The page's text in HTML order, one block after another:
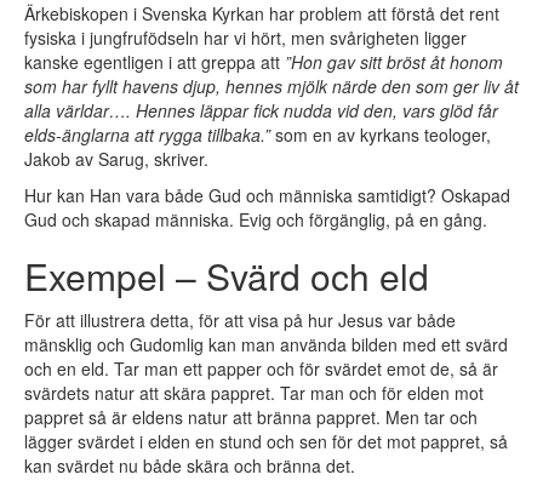
Ärkebiskopen i Svenska Kyrkan har problem att förstå det rent
fysiska i jungfrufödseln har vi hört, men svårigheten ligger
kanske egentligen i att greppa att ”Hon gav sitt bröst åt honom
som har fyllt havens djup, hennes mjölk närde den som ger liv åt
alla världar…. Hennes läppar fick nudda vid den, vars glöd får
elds-änglarna att rygga tillbaka.”som en av kyrkans teologer,
Jakob av Sarug, skriver.
Hur kan Han vara både Gud och människa samtidigt? Oskapad
Gud och skapad människa. Evig och förgänglig, på en gång.
Exempel – Svärd och eld
För att illustrera detta, för att visa på hur Jesus var både
mänsklig och Gudomlig kan man använda bilden med ett svärd
och en eld. Tar man ett papper och för svärdet emot de, så är
svärdets natur att skära pappret. Tar man och för elden mot
pappret så är eldens natur att bränna pappret. Men tar och
lägger svärdet i elden en stund och sen för det mot pappret, så
kan svärdet nu både skära och bränna det.